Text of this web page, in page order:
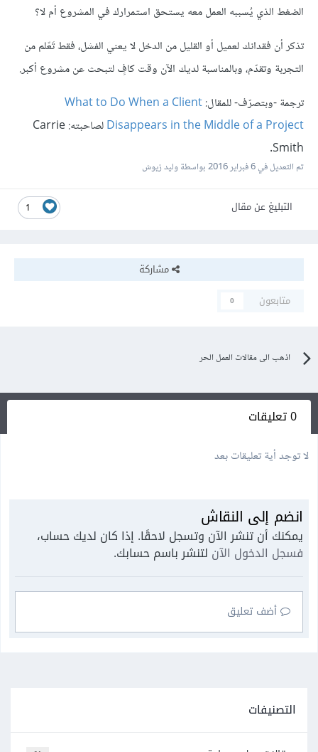
الضغط الذي يُسببه العمل معه يستحق استمرارك في المشروع أم لا؟
تذكر أن فقدانك لعميل أو القليل من الدخل لا يعني الفشل، فقط تَعّلم من
التجربة وتقدّم، وبالمناسبة لديك الآن وقت كافٍ لتبحث عن مشروع أكبر.
ترجمة -وبتصرّف- للمقال:What to Do When a Client
Disappears in the Middle of a Project
لصاحبته: Carrie
Smith.
تم التعديل في6 فبراير 2016 بواسطة وليد زيوش
1 التبليغ عن مقال
مشاركة
متابعون
0
اذهب الى مقالات العمل الحر
0 تعليقات
لا توجد أية تعليقات بعد
انضم إلى النقاش
يمكنك أن تنشر الآن وتسجل لاحقًا. إذا كان لديك حساب،
فسجل الدخول الآن لتنشر باسم حسابك.
أضف تعليق
التصنيفات